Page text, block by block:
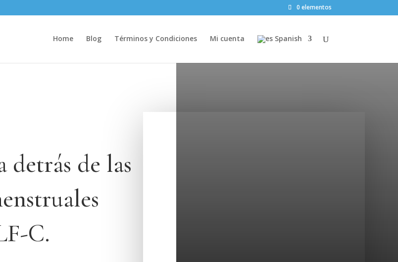
0 elementos
Home Blog Términos y Condiciones Mi cuenta Spanish
de las
C.